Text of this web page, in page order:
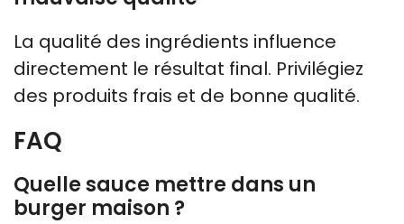
La qualité des ingrédients influence
directement le résultat final. Privilégiez
des produits frais et de bonne qualité.
FAQ
Quelle sauce mettre dans un
burger maison ?